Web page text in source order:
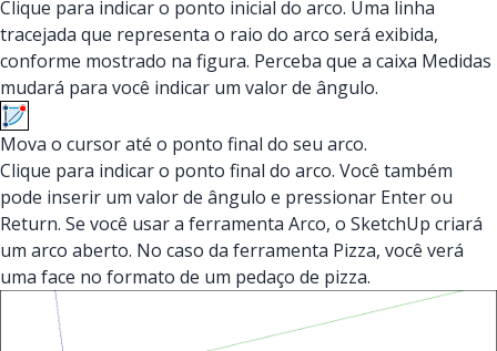
Clique para indicar o ponto inicial do arco. Uma linha
tracejada que representa o raio do arco será exibida,
conforme mostrado na figura. Perceba que a caixa Medidas
mudará para você indicar um valor de ângulo.
Mova o cursor até o ponto final do seu arco.
Clique para indicar o ponto final do arco. Você também
pode inserir um valor de ângulo e pressionar Enter ou
Return. Se você usar a ferramenta Arco, o SketchUp criará
um arco aberto. No caso da ferramenta Pizza, você verá
uma face no formato de um pedaço de pizza.